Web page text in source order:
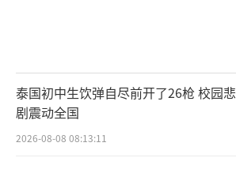
泰国初中生饮弹自尽前开了26枪 校园悲
剧震动全国
2026-08-08 08:13:11